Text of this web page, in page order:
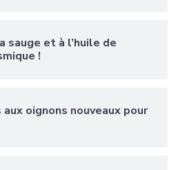
sauge et à l’huile de
!
oignons nouveaux pour